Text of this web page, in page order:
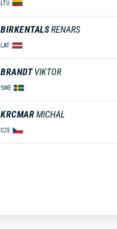
LTU
BIRKENTALSRENARS
LAT
BRANDT VIKTOR
SWE
KRCMARMICHAL
CZE